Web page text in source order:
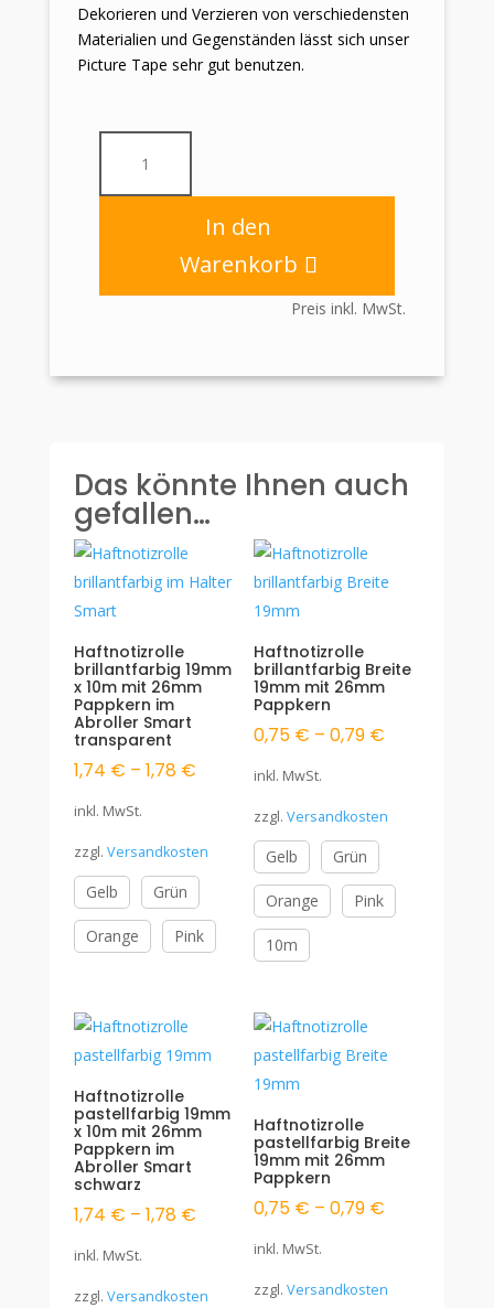
Dekorieren und Verzieren von verschiedensten
Materialien und Gegenständen lässt sich unser
Picture Tape sehr gut benutzen.
Papier
10m
Menge
In den
Warenkorb
Preis inkl. MwSt.
Das könnte Ihnen auch
gefallen…
Haftnotizrolle
brillantfarbig 19mm
x 10m mit 26mm
Pappkern im
Abroller Smart
transparent
1,74 € – 1,78 €
inkl. MwSt.
zzgl. Versandkosten
Gelb Grün
Orange Pink
Haftnotizrolle
brillantfarbig Breite
19mm mit 26mm
Pappkern
0,75 € –0,79 €
inkl. MwSt.
zzgl.Versandkosten
Gelb Grün
Orange Pink
10m
Haftnotizrolle
pastellfarbig 19mm
x 10m mit 26mm
Pappkern im
Abroller Smart
schwarz
1,74 € – 1,78 €
inkl. MwSt.
zzgl. Versandkosten
Haftnotizrolle
pastellfarbig Breite
19mm mit 26mm
Pappkern
0,75 € –0,79 €
inkl. MwSt.
zzgl.Versandkosten